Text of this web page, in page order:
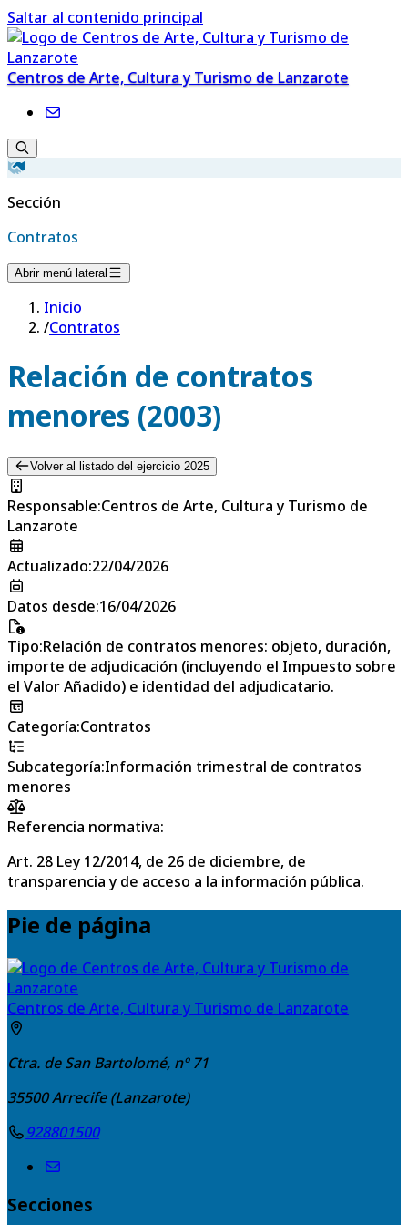
Saltar al contenido principal
Centros de Arte, Cultura y Turismo de Lanzarote
Sección
Contratos
Abrir menú lateral
Inicio
/Contratos
Relación de contratos
menores (2003)
Volver al listado del ejercicio 2025
Responsable:Centros de Arte, Cultura y Turismo de
Lanzarote
Actualizado:22/04/2026
Datos desde:16/04/2026
Tipo:Relación de contratos menores: objeto, duración,
importe de adjudicación (incluyendo el Impuesto sobre
el Valor Añadido) e identidad del adjudicatario.
Categoría:Contratos
Subcategoría:Información trimestral de contratos
menores
Referencia normativa:
Art. 28 Ley 12/2014, de 26 de diciembre, de
transparencia y de acceso a la información pública.
Pie de página
Centros de Arte, Cultura y Turismo de Lanzarote
Ctra. de San Bartolomé, nº 71
35500Arrecife (Lanzarote)
928801500
Secciones